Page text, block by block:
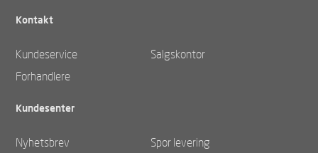
Kontakt
Kundeservice
Salgskontor
Forhandlere
Kundesenter
Nyhetsbrev
Spor levering